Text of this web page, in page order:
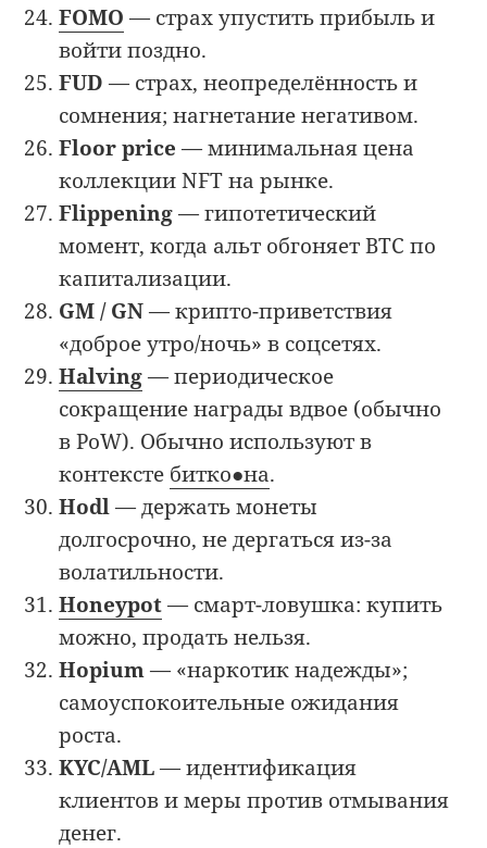
FOMO — страх упустить прибыль и
войти поздно.
FUD — страх, неопределённость и
сомнения; нагнетание негативом.
Floor price — минимальная цена
коллекции NFT на рынке.
Flippening— гипотетический
момент, когда альт обгоняет BTC по
капитализации.
GM / GN— крипто-приветствия
«доброе утро/ночь» в соцсетях.
Halving— периодическое
сокращение награды вдвое (обычно
в PoW). Обычно используют в
контексте битко●на.
Hodl— держать монеты
долгосрочно, не дергаться из-за
волатильности.
Honeypot— смарт-ловушка: купить
можно, продать нельзя.
Hopium— «наркотик надежды»;
самоуспокоительные ожидания
роста.
KYC/AML— идентификация
клиентов и меры против отмывания
денег.